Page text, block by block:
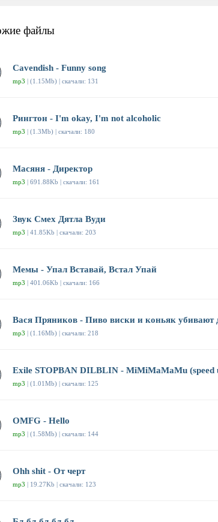
файлы
Cavendish - Funny song
mp3 | (1.15Mb) | скачали: 131
Рингтон - I'm okay, I'm not alcoholic
mp3 | (1.3Mb) | скачали: 180
Масяня - Директор
mp3 | 691.88Kb | скачали: 161
Звук Смех Дятла Вуди
mp3 | 41.85Kb | скачали: 203
Мемы - Упал Вставай, Встал Упай
mp3 | 401.06Kb | скачали: 166
Вася Пряников - Пиво виски и коньяк убивают
mp3 | (1.16Mb) | скачали: 218
Exile STOPBAN DILBLIN - MiMiMaMaMu (speed
mp3 | (1.01Mb) | скачали: 125
OMFG - Hello
mp3 | (1.58Mb) | скачали: 144
Ohh shit - От черт
mp3 | 19.27Kb | скачали: 123